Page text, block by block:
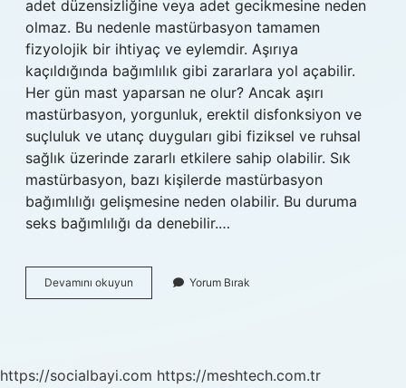
adet düzensizliğine veya adet gecikmesine neden
olmaz. Bu nedenle mastürbasyon tamamen
fizyolojik bir ihtiyaç ve eylemdir. Aşırıya
kaçıldığında bağımlılık gibi zararlara yol açabilir.
Her gün mast yaparsan ne olur? Ancak aşırı
mastürbasyon, yorgunluk, erektil disfonksiyon ve
suçluluk ve utanç duyguları gibi fiziksel ve ruhsal
sağlık üzerinde zararlı etkilere sahip olabilir. Sık
mastürbasyon, bazı kişilerde mastürbasyon
bağımlılığı gelişmesine neden olabilir. Bu duruma
seks bağımlılığı da denebilir.…
Devamını okuyun
Kaç
Yorum Bırak
https://socialbayi.com https://meshtech.com.tr